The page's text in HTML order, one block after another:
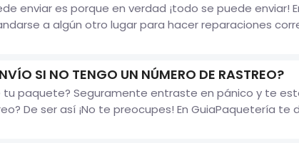
enviar es porque en verdad ¡todo se puede enviar!
a algún otro lugar para hacer reparaciones
SI NO TENGO UN NÚMERO DE RASTREO?
tu paquete? Seguramente entraste en pánico y te
De ser así ¡No te preocupes! En GuiaPaquetería te